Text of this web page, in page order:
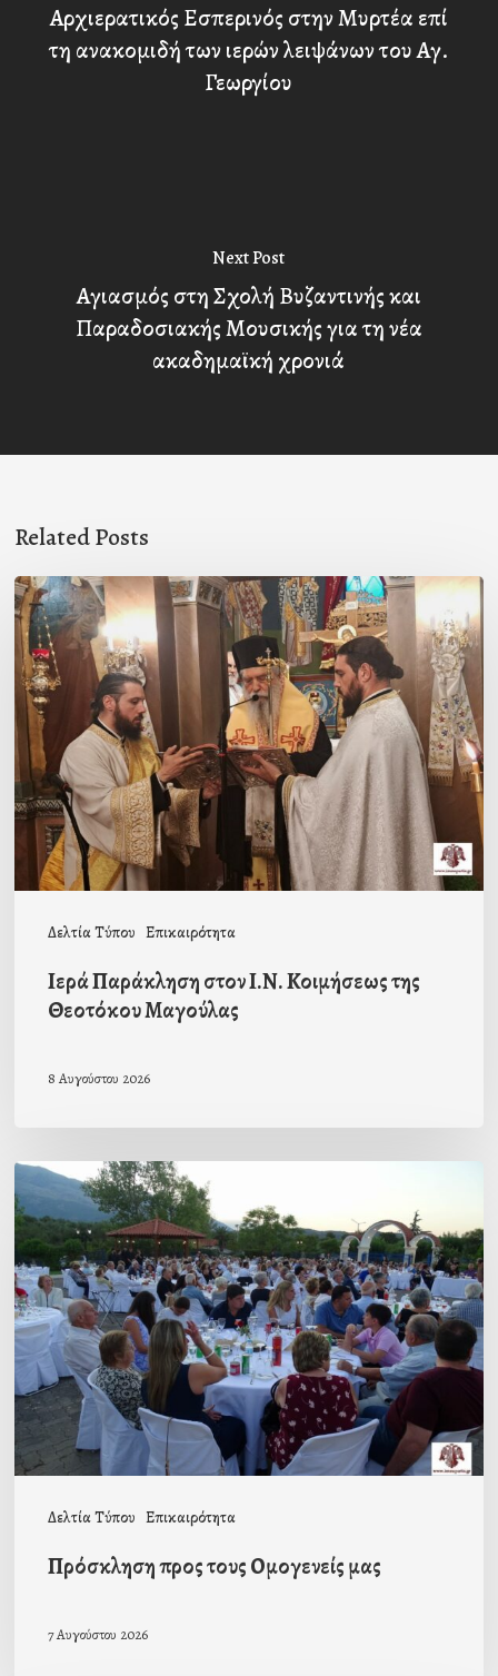
Αρχιερατικός Εσπερινός στην Μυρτέα επί
τη ανακομιδή των ιερών λειψάνων του Αγ.
Γεωργίου
Next Post
Αγιασμός στη Σχολή Βυζαντινής και
Παραδοσιακής Μουσικής για τη νέα
ακαδημαϊκή χρονιά
Related Posts
Δελτία Τύπου Επικαιρότητα
Ιερά
Παράκληση
στον
Ι.Ν.
Κοιμήσεως
της
Θεοτόκου
Μαγούλας
Ιερά Παράκληση στον Ι.Ν. Κοιμήσεως της
Θεοτόκου Μαγούλας
8 Αυγούστου 2026
Δελτία Τύπου Επικαιρότητα
Πρόσκληση
προς
τους
Ομογενείς
μας
Πρόσκληση προς τους Ομογενείς μας
7 Αυγούστου 2026